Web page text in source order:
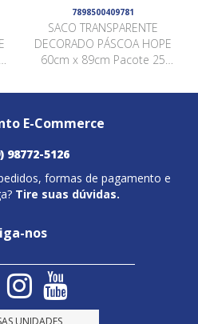
7898500409781
SACO TRANSPARENTE
DECORADO PÁSCOA HOPE
60cm x 89cm Pacote 25
E-Commerce
98772-5126
formas de pagamento e
Tire suas dúvidas.
nos